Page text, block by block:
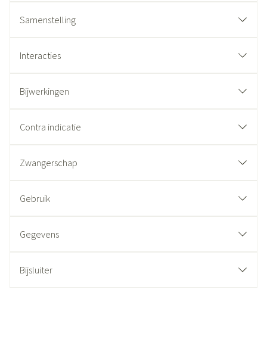
Samenstelling
Interacties
Bijwerkingen
Contra indicatie
Zwangerschap
Gebruik
Gegevens
Bijsluiter